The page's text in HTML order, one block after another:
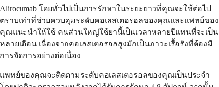
Alirocumab โดยทั่วไปเป็นการรักษาในระยะยาวที่คุณจะใช้ต่อไป
ตราบเท่าที่ช่วยควบคุมระดับคอเลสเตอรอลของคุณและแพทย์ของ
คุณแนะนำให้ใช้ คนส่วนใหญ่ใช้ยานี้เป็นเวลาหลายปีแทนที่จะเป็น
หลายเดือน เนื่องจากคอเลสเตอรอลสูงมักเป็นภาวะเรื้อรังที่ต้องมี
การจัดการอย่างต่อเนื่อง
แพทย์ของคุณจะติดตามระดับคอเลสเตอรอลของคุณเป็นประจำ